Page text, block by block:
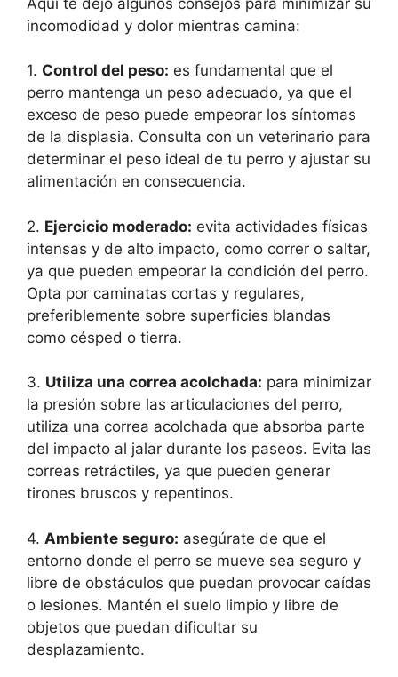
incomodidad y dolor mientras camina:
1. Control del peso: es fundamental que el
perro mantenga un peso adecuado, ya que el
exceso de peso puede empeorar los síntomas
de la displasia. Consulta con un veterinario para
determinar el peso ideal de tu perro y ajustar su
alimentación en consecuencia.
2. Ejercicio moderado: evita actividades físicas
intensas y de alto impacto, como correr o saltar,
ya que pueden empeorar la condición del perro.
Opta por caminatas cortas y regulares,
preferiblemente sobre superficies blandas
como césped o tierra.
3. Utiliza una correa acolchada: para minimizar
la presión sobre las articulaciones del perro,
utiliza una correa acolchada que absorba parte
del impacto al jalar durante los paseos. Evita las
correas retráctiles, ya que pueden generar
tirones bruscos y repentinos.
4. Ambiente seguro: asegúrate de que el
entorno donde el perro se mueve sea seguro y
libre de obstáculos que puedan provocar caídas
o lesiones. Mantén el suelo limpio y libre de
objetos que puedan dificultar su
desplazamiento.